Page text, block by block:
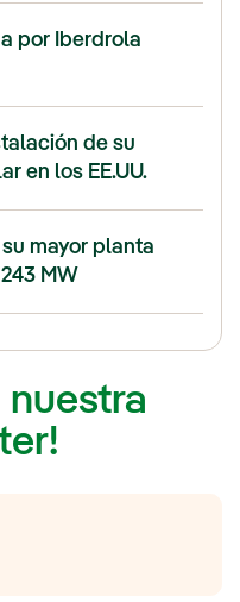
por Iberdrola
de su
en los EE.UU.
mayor planta
MW
nuestra